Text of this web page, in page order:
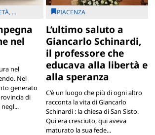
...
nel
nel
Nel
generato
di
PIACENZA
L’ultimo saluto a
Giancarlo Schinardi,
il professore che
educava alla libertà e
alla speranza
C'è un luogo che più di ogni altro
racconta la vita di Giancarlo
Schinardi : la chiesa di San Sisto.
Qui era cresciuto, qui aveva
maturato la sua fede...